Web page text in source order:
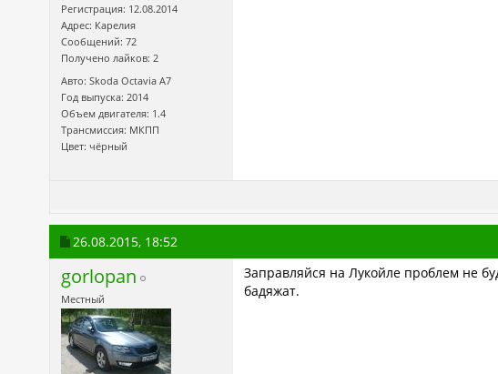
Регистрация: 12.08.2014
Адрес: Карелия
Сообщений: 72
Получено лайков: 2
Авто: Skoda Octavia А7
Год выпуска: 2014
Объем двигателя: 1.4
Трансмиссия: МКПП
Цвет: чёрный
26.08.2015, 18:52
gorlopan
Местный
Заправляйся на Лукойле проблем не
бадяжат.